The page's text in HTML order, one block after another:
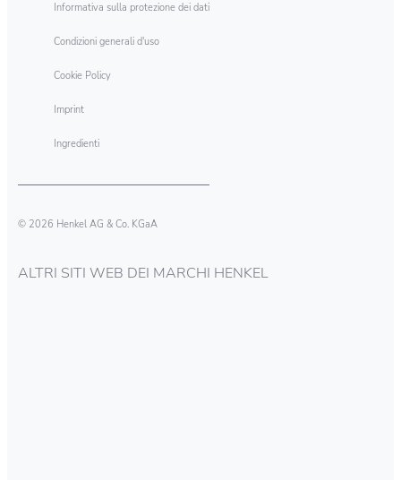
Informativa sulla protezione dei dati
Condizioni generali d'uso
Cookie Policy
Imprint
Ingredienti
© 2026 Henkel AG & Co. KGaA
ALTRI SITI WEB DEI MARCHI HENKEL